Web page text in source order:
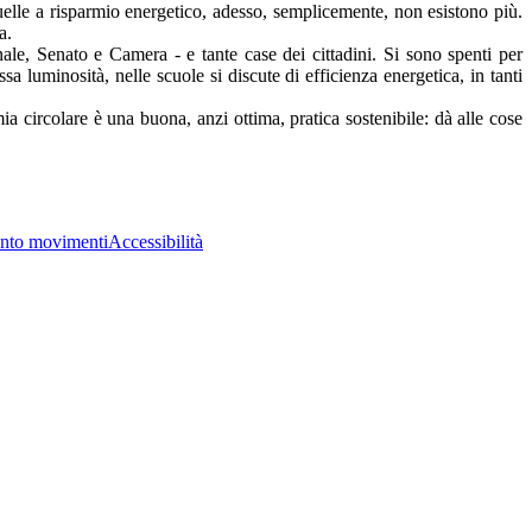
a risparmio energetico, adesso, semplicemente, non esistono più.
Senato e Camera - e tante case dei cittadini. Si sono spenti per
luminosità, nelle scuole si discute di efficienza energetica, in tanti
circolare è una buona, anzi ottima, pratica sostenibile: dà alle cose
movimentiAccessibilità